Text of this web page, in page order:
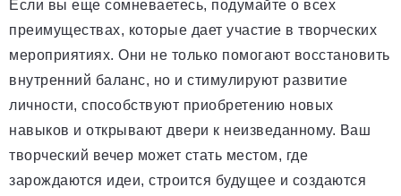
Если вы еще сомневаетесь, подумайте о всех
преимуществах, которые дает участие в творческих
мероприятиях. Они не только помогают восстановить
внутренний баланс, но и стимулируют развитие
личности, способствуют приобретению новых
навыков и открывают двери к неизведанному. Ваш
творческий вечер может стать местом, где
зарождаются идеи, строится будущее и создаются